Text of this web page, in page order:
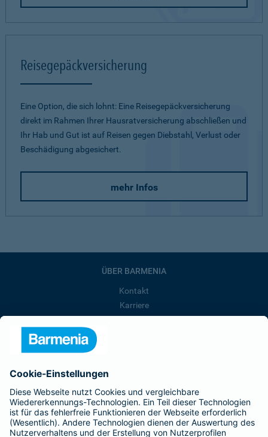
Reisegepäckversicherung
Eine Option, die sich lohnt: Eine Reisegepäckversicherung
direkt im Rahmen Ihrer Hausratversicherung abschließen und
Ihr Hab und Gut ist auf Reisen gegen Diebstahl, Verlust oder
Beschädigung abgesichert.
mehr Infos
ÜBER BARMENIA
Kontakt
Karriere
Barmenia ist Teil der BarmeniaGothaer
BELIEBTE SEITEN
Kranken-Zusatzversicherung